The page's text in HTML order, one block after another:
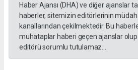
Haber Ajansı (DHA) ve diğer ajanslar
haberler, sitemizin editörlerinin
kanallarından çekilmektedir. Bu
muhataplar haberi geçen ajanslar
editörü sorumlu tutulamaz...